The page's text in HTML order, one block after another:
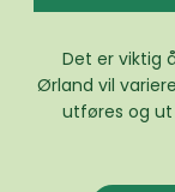
Det er viktig
Ørland vil
utføres og